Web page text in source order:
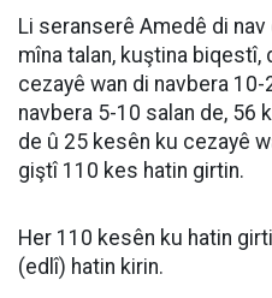
Li seranserê Amedê di
mîna talan, kuştina biqestî,
cezayê wan di navbera
navbera 5-10 salan de, 56
de û 25 kesên ku cezayê
giştî 110 kes hatin girtin.
Her 110 kesên ku hatin
(edlî) hatin kirin.